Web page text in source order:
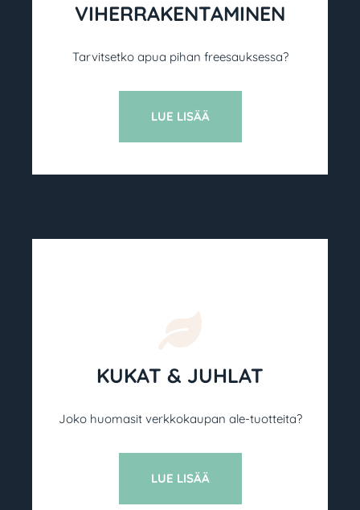
VIHER­RAKENTAMINEN
Tarvitsetko apua pihan freesauksessa?
LUE LISÄÄ
KUKAT & JUHLAT
Joko huomasit verkkokaupan ale-tuotteita?
LUE LISÄÄ